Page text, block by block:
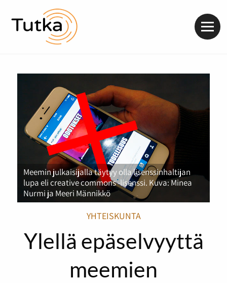
Meemin julkaisijalla täytyy olla lisenssinhaltijan
lupa eli creative commons -lisenssi. Kuva: Minea
Nurmi ja Meeri Männikkö
YHTEISKUNTA
Ylellä epäselvyyttä
meemien